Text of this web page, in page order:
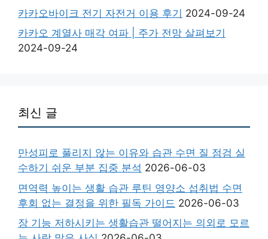
카카오바이크 전기 자전거 이용 후기 2024-09-24
카카오 계열사 매각 여파 | 주가 전망 살펴보기
2024-09-24
최신 글
만성피로 풀리지 않는 이유와 습관 수면 질 점검 실
수하기 쉬운 부분 집중 분석 2026-06-03
면역력 높이는 생활 습관 루틴 영양소 섭취법 수면
후회 없는 결정을 위한 필독 가이드 2026-06-03
장 기능 저하시키는 생활습관 떨어지는 의외로 모르